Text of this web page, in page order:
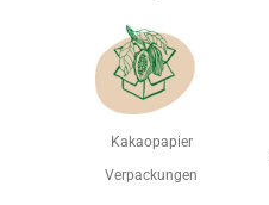
Kakaopapier
Verpackungen